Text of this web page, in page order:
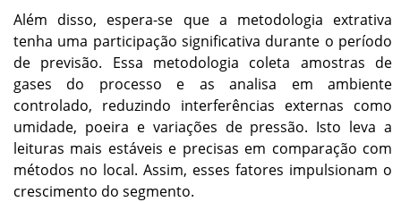
Além disso, espera-se que a metodologia extrativa
tenha uma participação significativa durante o período
de previsão. Essa metodologia coleta amostras de
gases do processo e as analisa em ambiente
controlado, reduzindo interferências externas como
umidade, poeira e variações de pressão. Isto leva a
leituras mais estáveis ​​e precisas em comparação com
métodos no local. Assim, esses fatores impulsionam o
crescimento do segmento.